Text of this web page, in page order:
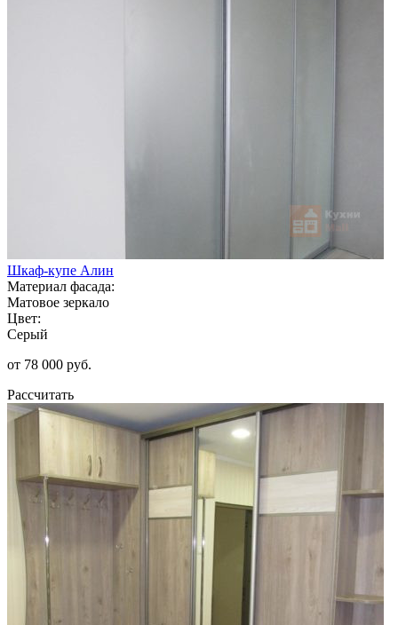
Шкаф-купе Алин
Материал фасада:
Матовое зеркало
Цвет:
Серый
от 78 000 руб.
Рассчитать